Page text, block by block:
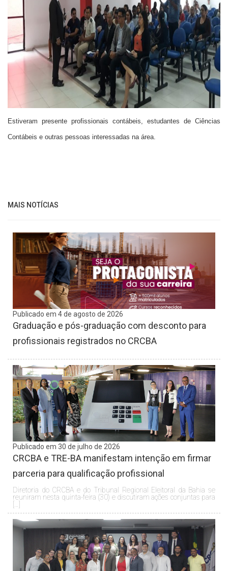
Estiveram presente profissionais contábeis, estudantes de Ciências
Contábeis e outras pessoas interessadas na área.
MAIS NOTÍCIAS
Publicado em 4 de agosto de 2026
Graduação e pós-graduação com desconto para
profissionais registrados no CRCBA
Publicado em 30 de julho de 2026
CRCBA e TRE-BA manifestam intenção em firmar
parceria para qualificação profissional
Diretoria do CRCBA e do Tribunal Regional Eleitoral da Bahia se
reuniram nesta quinta-feira (30) e discutiram ações conjuntas para